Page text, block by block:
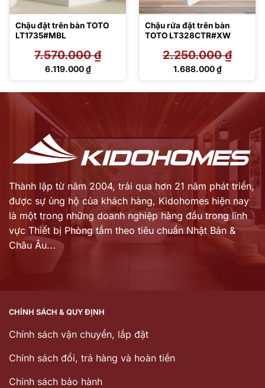
Chậu đặt trên bàn TOTO
LT1735#MBL
7.570.000₫
Giá
6.119.000₫
Giá
Chậu rửa đặt trên bàn
TOTO LT328CTR#XW
2.250.000₫
Giá
2.250.000 ₫.
1.688.000₫
Giá
1.688.000 ₫.
Thành lập từ năm 2004, trải qua hơn 21 năm phát triển,
được sự ủng hộ của khách hàng, Kidohomes hiện nay
là một trong những doanh nghiệp hàng đầu trong lĩnh
vực Thiết bị Phòng tắm theo tiêu chuẩn Nhật Bản &
Châu Âu...
CHÍNH SÁCH & QUY ĐỊNH
Chính sách vận chuyển, lắp đặt
Chính sách đổi, trả hàng và hoàn tiền
Chinh sách bảo hành